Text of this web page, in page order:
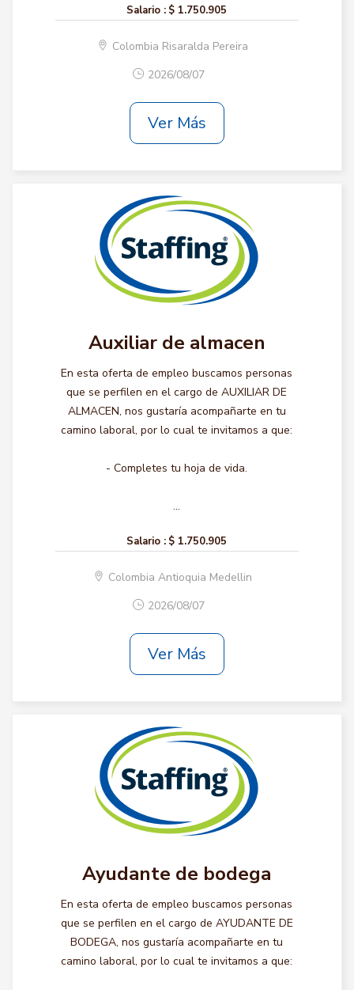
Salario : $ 1.750.905
Colombia Risaralda Pereira
2026/08/07
Ver Más
Auxiliar de almacen
En esta oferta de empleo buscamos personas
que se perfilen en el cargo de AUXILIAR DE
ALMACEN, nos gustaría acompañarte en tu
camino laboral, por lo cual te invitamos a que:
- Completes tu hoja de vida.
...
Salario : $ 1.750.905
Colombia Antioquia Medellin
2026/08/07
Ver Más
Ayudante de bodega
En esta oferta de empleo buscamos personas
que se perfilen en el cargo de AYUDANTE DE
BODEGA, nos gustaría acompañarte en tu
camino laboral, por lo cual te invitamos a que: